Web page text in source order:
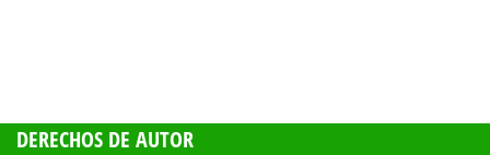
DERECHOS DE AUTOR